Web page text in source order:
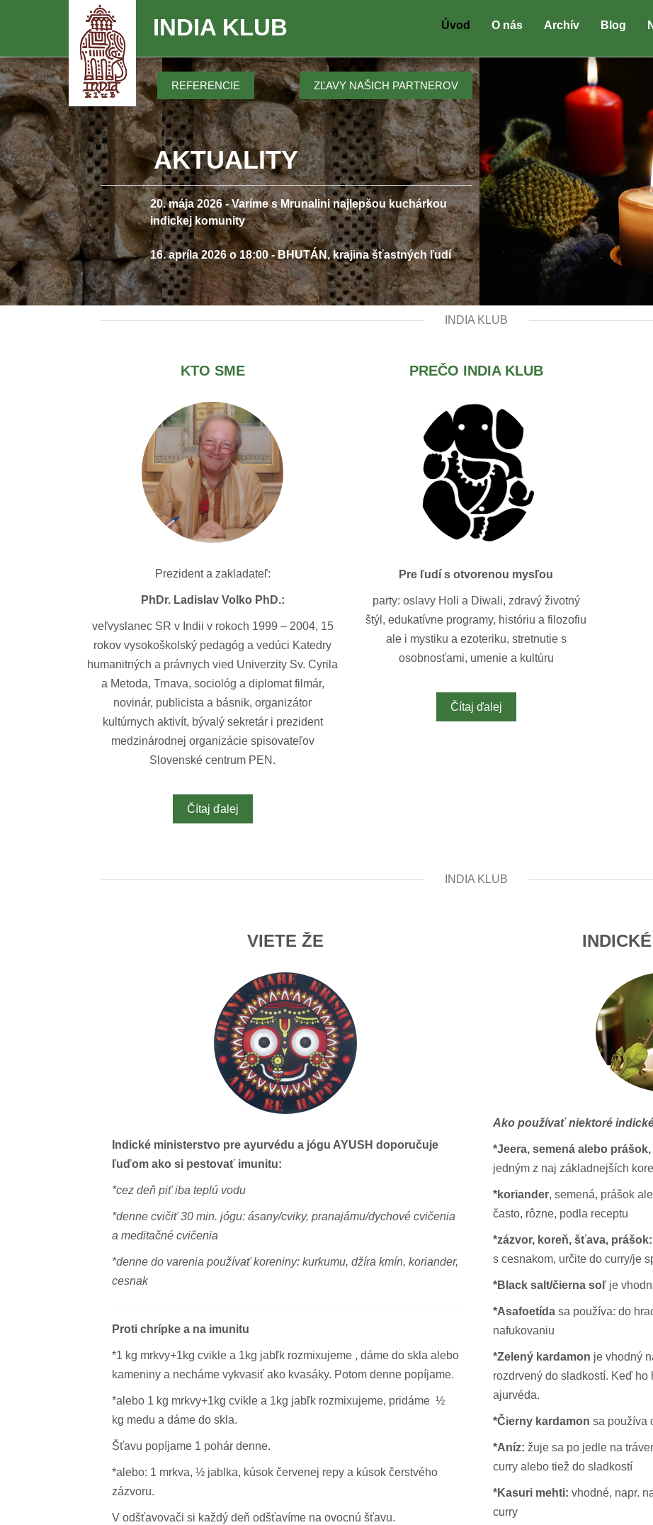
Úvod O nás Archív Blog
INDIA KLUB
REFERENCIE ZĽAVY NAŠICH PARTNEROV
AKTUALITY
20. mája 2026 - Varíme s Mrunalini najlepšou kuchárkou
indickej komunity
16. apríla 2026 o 18:00 - BHUTÁN, krajina šťastných ľudí
INDIA KLUB
KTO SME
Prezident a zakladateľ:
PhDr. Ladislav Volko PhD.:
veľvyslanec SR v Indii v rokoch 1999 – 2004, 15
rokov vysokoškolský pedagóg a vedúci Katedry
humanitných a právnych vied Univerzity Sv. Cyrila
a Metoda, Trnava, sociológ a diplomat filmár,
novinár, publicista a básnik, organizátor
kultúrnych aktivít, bývalý sekretár i prezident
medzinárodnej organizácie spisovateľov
Slovenské centrum PEN.
Čítaj ďalej
PREČO INDIA KLUB
Pre ľudí s otvorenou mysľou
party: oslavy Holi a Diwali, zdravý životný
štýl, edukatívne programy, históriu a filozofiu
ale i mystiku a ezoteriku, stretnutie s
osobnosťami, umenie a kultúru
Čítaj ďalej
INDIA KLUB
VIETE ŽE
Indické ministerstvo pre ayurvédu a jógu AYUSH doporučuje
ľuďom ako si pestovať imunitu:
*cez deň piť iba teplú vodu
*denne cvičiť 30 min. jógu: ásany/cviky, pranajámu/dychové cvičenia
a meditačné cvičenia
*denne do varenia používať koreniny: kurkumu, džíra kmín, koriander,
cesnak
Proti chrípke a na imunitu
*1 kg mrkvy+1kg cvikle a 1kg jabľk rozmixujeme , dáme do skla alebo
kameniny a necháme vykvasiť ako kvasáky. Potom denne popíjame.
*alebo 1 kg mrkvy+1kg cvikle a 1kg jabľk rozmixujeme, pridáme ½
kg medu a dáme do skla.
Šťavu popíjame 1 pohár denne.
*alebo: 1 mrkva, ½ jablka, kúsok červenej repy a kúsok čerstvého
zázvoru.
V odšťavovači si každý deň odšťavíme na ovocnú šťavu.
Ako používať niektoré
*Jeera, semená alebo
jedným z naj základnejších
*koriander, semená, prášok
často, rôzne, podla receptu
*zázvor, koreň, šťava, prášok:
s cesnakom, určite do curry/je
*Black salt/čierna soľje
*Asafoetída sa používa: do
nafukovaniu
*Zelený kardamon je vhodný
rozdrvený do sladkostí. Keď
ajurvéda.
*Čierny kardamon sa používa
*Aníz: žuje sa po jedle na
curry alebo tiež do sladkostí
*Kasuri mehti: vhodné, napr.
curry